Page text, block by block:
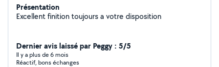
Présentation
Excellent finition toujours a votre disposition
Dernier avis laissé par Peggy : 5/5
Il y a plus de 6 mois
Réactif, bons échanges